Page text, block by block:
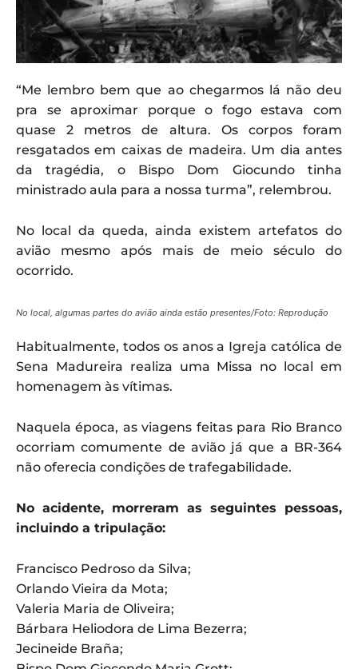
“Me lembro bem que ao chegarmos lá não deu
pra se aproximar porque o fogo estava com
quase 2 metros de altura. Os corpos foram
resgatados em caixas de madeira. Um dia antes
da tragédia, o Bispo Dom Giocundo tinha
ministrado aula para a nossa turma”, relembrou.
No local da queda, ainda existem artefatos do
avião mesmo após mais de meio século do
ocorrido.
No local, algumas partes do avião ainda estão presentes/Foto: Reprodução
Habitualmente, todos os anos a Igreja católica de
Sena Madureira realiza uma Missa no local em
homenagem às vítimas.
Naquela época, as viagens feitas para Rio Branco
ocorriam comumente de avião já que a BR-364
não oferecia condições de trafegabilidade.
No acidente, morreram as seguintes pessoas,
incluindo a tripulação:
Francisco Pedroso da Silva;
Orlando Vieira da Mota;
Valeria Maria de Oliveira;
Bárbara Heliodora de Lima Bezerra;
Jecineide Braña;